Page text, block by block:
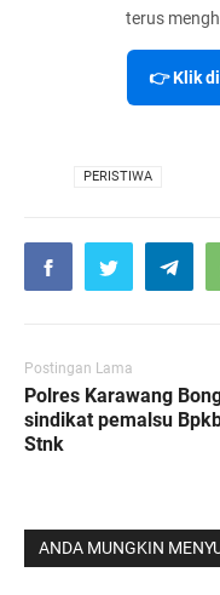
terus
👉 Klik
PERISTIWA
Postingan Lama
Polres Karawang
sindikat pemalsu
Stnk
ANDA MUNGKIN